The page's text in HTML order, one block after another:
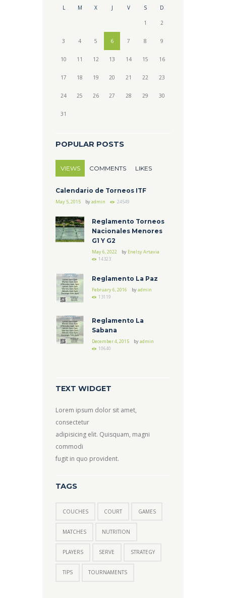
L M X J V S D
1 2
3 4 5 6 7 8 9
10 11 12 13 14 15 16
17 18 19 20 21 22 23
24 25 26 27 28 29 30
31
POPULAR POSTS
VIEWS COMMENTS LIKES
Calendario de Torneos ITF
May 5, 2015 byadmin 24549
Reglamento Torneos
Nacionales Menores
G1 Y G2
May 6, 2022 by Enelsy Artavia
14323
Reglamento La Paz
February 6, 2016 byadmin
13119
Reglamento La
Sabana
December 4, 2015 byadmin
10640
TEXT WIDGET
Lorem ipsum dolor sit amet,
consectetur
adipisicing elit. Quisquam, magni
commodi
fugit in quo provident.
TAGS
COUCHES COURT GAMES
MATCHES NUTRITION
PLAYERS SERVE STRATEGY
TIPS TOURNAMENTS